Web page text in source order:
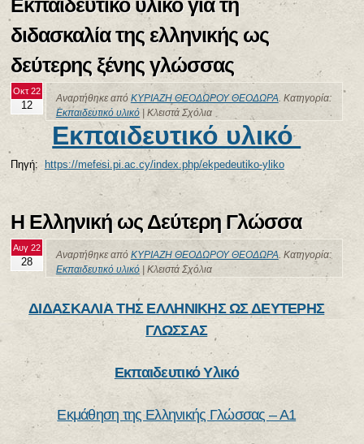
Εκπαιδευτικό υλικό για τη
διδασκαλία της ελληνικής ως
δεύτερης ξένης γλώσσας
Οκτ 22
12
Αναρτήθηκε από ΚΥΡΙΑΖΗ ΘΕΟΔΩΡΟΥ ΘΕΟΔΩΡΑ. Κατηγορία:
Εκπαιδευτικό υλικό| Κλειστά Σχόλια
Εκπαιδευτικό υλικό
Πηγή: https://mefesi.pi.ac.cy/index.php/ekpedeutiko-yliko
Η Ελληνική ως Δεύτερη Γλώσσα
Αυγ 22
28
Αναρτήθηκε από ΚΥΡΙΑΖΗ ΘΕΟΔΩΡΟΥ ΘΕΟΔΩΡΑ. Κατηγορία:
Εκπαιδευτικό υλικό| Κλειστά Σχόλια
ΔΙΔΑΣΚΑΛΙΑ ΤΗΣ ΕΛΛΗΝΙΚΗΣ ΩΣ ΔΕΥΤΕΡΗΣ
ΓΛΩΣΣΑΣ
Εκπαιδευτικό Υλικό
Εκμάθηση της Ελληνικής Γλώσσας – Α1